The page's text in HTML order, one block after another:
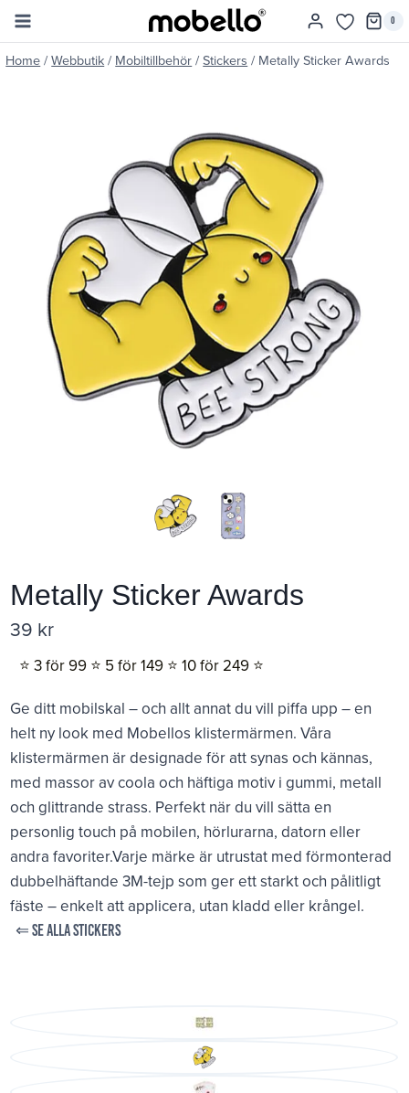
Skip
content
0
Home / Webbutik / Mobiltillbehör / Stickers / Metally Sticker Awards
Metally Sticker Awards
39 kr
⭐️ 3 för 99 ⭐️ 5 för 149 ⭐️ 10 för 249 ⭐️
Ge ditt mobilskal – och allt annat du vill piffa upp – en
helt ny look med Mobellos klistermärmen. Våra
klistermärmen är designade för att synas och kännas,
med massor av coola och häftiga motiv i gummi, metall
och glittrande strass. Perfekt när du vill sätta en
personlig touch på mobilen, hörlurarna, datorn eller
andra favoriter.Varje märke är utrustat med förmonterad
dubbelhäftande 3M-tejp som ger ett starkt och pålitligt
fäste – enkelt att applicera, utan kladd eller krångel.
⇐ SE ALLA STICKERS